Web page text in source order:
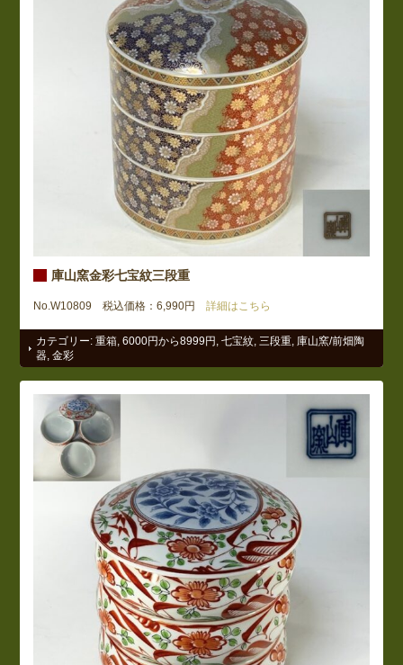
庫山窯金彩七宝紋三段重
No.W10809 税込価格：6,990円 詳細はこちら
カテゴリー:重箱 ,6000円から8999円 ,七宝紋 三段重 庫山窯/前畑陶
器 ,金彩